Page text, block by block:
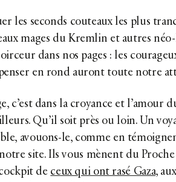
les seconds couteaux les plus
mages du Kremlin et autres
dans nos pages : les
en rond auront toute notre
c’est dans la croyance et l’amour
Qu’il soit près ou loin. Un
avouons-le, comme en
site. Ils vous mènent du
de ceux qui ont rasé Gaza,